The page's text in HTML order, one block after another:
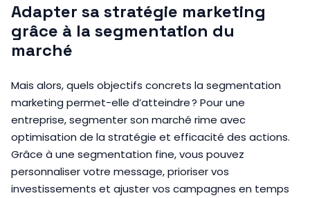
Adapter sa stratégie marketing
grâce à la segmentation du
marché
Mais alors, quels objectifs concrets la segmentation
marketing permet-elle d’atteindre ? Pour une
entreprise, segmenter son marché rime avec
optimisation de la stratégie et efficacité des actions.
Grâce à une segmentation fine, vous pouvez
personnaliser votre message, prioriser vos
investissements et ajuster vos campagnes en temps